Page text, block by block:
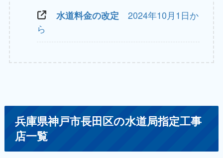
水道料金の改定 2024年10月1日か
ら
兵庫県神戸市長田区の水道局指定工事
店一覧